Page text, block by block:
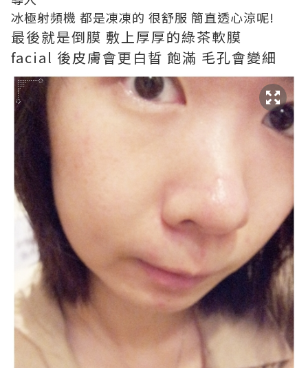
冰極射頻機 都是凍凍的 很舒服 簡直透心涼呢!
最後就是倒膜 敷上厚厚的綠茶軟膜
facial 後皮膚會更白晢 飽滿 毛孔會變細